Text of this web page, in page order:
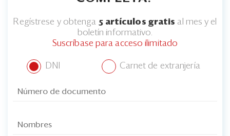
Regístrese y obtenga 5 artículos gratis al mes y el
boletín informativo.
Suscríbase para acceso ilimitado
DNI Carnet de extranjería